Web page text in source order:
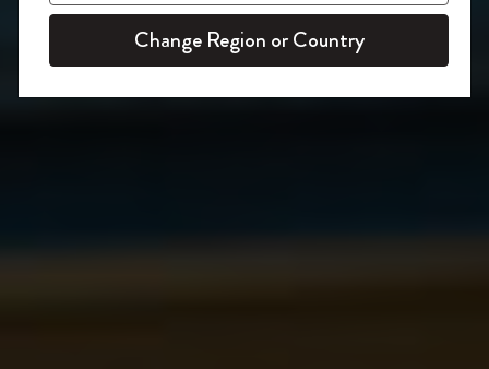
今すぐ会員登録 !
Change Region or Country